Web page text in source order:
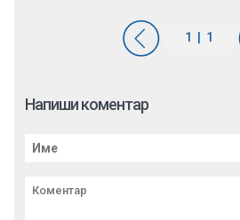
Напиши коментар